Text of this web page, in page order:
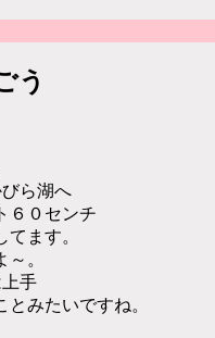
う
ら湖へ
６０センチ
ます。
。
手
みたいですね。